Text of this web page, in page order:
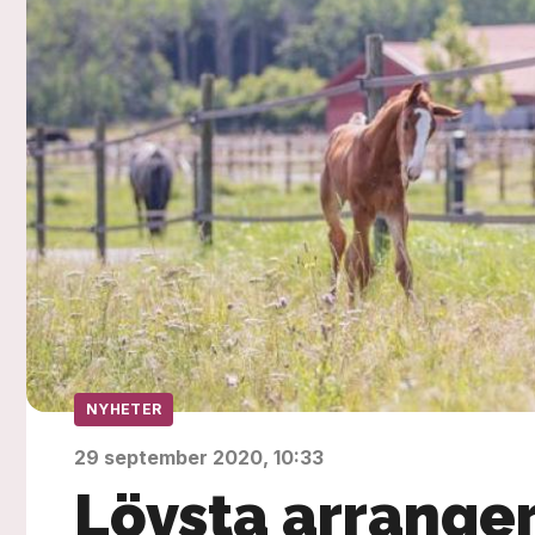
NYHETER
29 september 2020, 10:33
Lövsta